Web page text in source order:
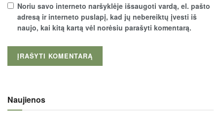
Noriu savo interneto naršyklėje išsaugoti vardą, el. pašto
adresą ir interneto puslapį, kad jų nebereiktų įvesti iš
naujo, kai kitą kartą vėl norėsiu parašyti komentarą.
Naujienos